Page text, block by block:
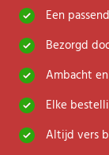
Een
Bezorgd
Ambacht
Elke
Altijd vers